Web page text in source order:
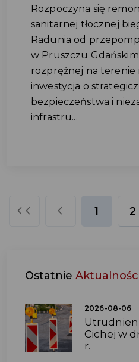
Rozpoczyna się
sanitarnej tłocznej
Radunia od
w Pruszczu
rozprężnej na terenie
inwestycja o
bezpieczeństwa i
infrastru...
1 2
Ostatnie
2026-08-06
Cichej w
r.